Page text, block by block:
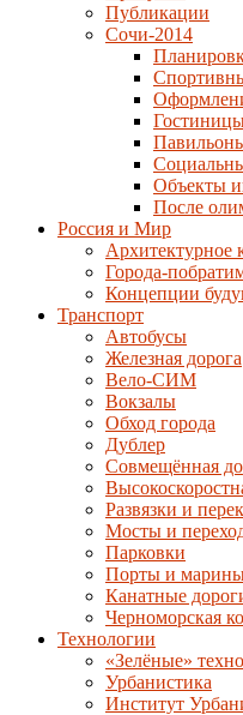
Публикации
Сочи-2014
Объекты
После
Россия и Мир
Архитектурное
Города-
Концепции
Транспорт
Автобусы
Железная дорога
Вело-СИМ
Вокзалы
Обход города
Дублер
Совмещённая
Развязки и
Мосты и
Парковки
Порты и
Канатные
Черноморская
Технологии
«Зелёные»
Урбанистика
Институт